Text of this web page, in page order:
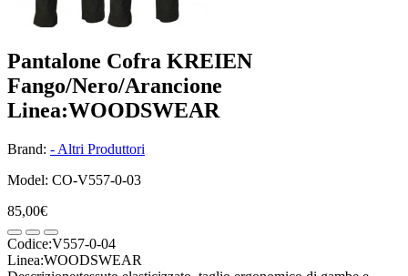
Pantalone Cofra KREIEN
Fango/Nero/Arancione
Linea:WOODSWEAR
Brand: - Altri Produttori
Model: CO-V557-0-03
85,00€
Codice:V557-0-04
Linea:WOODSWEAR